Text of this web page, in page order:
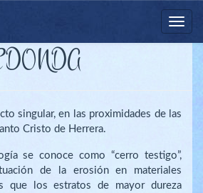
singular, en las proximidades de las
Cristo de Herrera.
se conoce como “cerro testigo”,
de la erosión en materiales
que los estratos de mayor dureza